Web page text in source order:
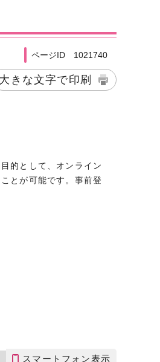
ページID 1021740
大きな文字で印刷
的として、オンライン
とが可能です。事前登
スマートフォン表示